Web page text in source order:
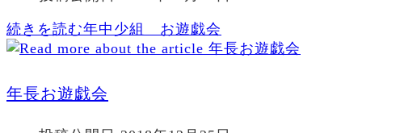
続きを読む年中少組 お遊戯会
年長お遊戯会